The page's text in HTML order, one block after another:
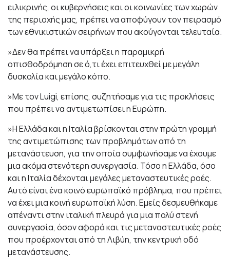
ειλικρινής, οι κυβερνήσεις και οι κοινωνίες των χωρών
της περιοχής μας, πρέπει να αποφύγουν τον πειρασμό
των εθνικιστικών σειρήνων που ακούγονται τελευταία.
»Δεν θα πρέπει να υπάρξει η παραμικρή
οπισθοδρόμηση σε ό,τι έχει επιτευχθεί με μεγάλη
δυσκολία και μεγάλο κόπο.
»Με τον Luigi, επίσης, συζητήσαμε για τις προκλήσεις
που πρέπει να αντιμετωπίσει η Ευρώπη.
»Η Ελλάδα και η Ιταλία βρίσκονται στην πρώτη γραμμή
της αντιμετώπισης των προβλημάτων από τη
μετανάστευση, για την οποία συμφωνήσαμε να έχουμε
μια ακόμα στενότερη συνεργασία. Τόσο η Ελλάδα, όσο
και η Ιταλία δέχονται μεγάλες μεταναστευτικές ροές.
Αυτό είναι ένα κοινό ευρωπαϊκό πρόβλημα, που πρέπει
να έχει μια κοινή ευρωπαϊκή λύση. Εμείς δεσμευθήκαμε
απέναντι στην ιταλική πλευρά για μια πολύ στενή
συνεργασία, όσον αφορά και τις μεταναστευτικές ροές
που προέρχονται από τη Λιβύη, την κεντρική οδό
μετανάστευσης.